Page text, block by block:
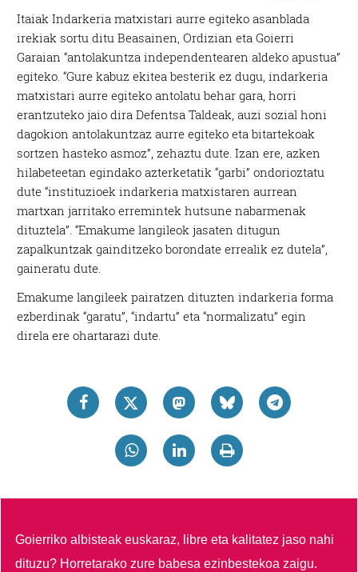
Itaiak Indarkeria matxistari aurre egiteko asanblada
irekiak sortu ditu Beasainen, Ordizian eta Goierri
Garaian “antolakuntza independentearen aldeko apustua”
egiteko. “Gure kabuz ekitea besterik ez dugu, indarkeria
matxistari aurre egiteko antolatu behar gara, horri
erantzuteko jaio dira Defentsa Taldeak, auzi sozial honi
dagokion antolakuntzaz aurre egiteko eta bitartekoak
sortzen hasteko asmoz”, zehaztu dute. Izan ere, azken
hilabeteetan egindako azterketatik “garbi” ondorioztatu
dute “instituzioek indarkeria matxistaren aurrean
martxan jarritako erremintek hutsune nabarmenak
dituztela”. “Emakume langileok jasaten ditugun
zapalkuntzak gainditzeko borondate errealik ez dutela”,
gaineratu dute.
Emakume langileek pairatzen dituzten indarkeria forma
ezberdinak “garatu”, “indartu” eta “normalizatu” egin
direla ere ohartarazi dute.
Goierriko albisteak euskaraz, libre eta kalitatez jaso nahi
dituzu? Horretarako zure babesa ezinbestekoa zaigu.